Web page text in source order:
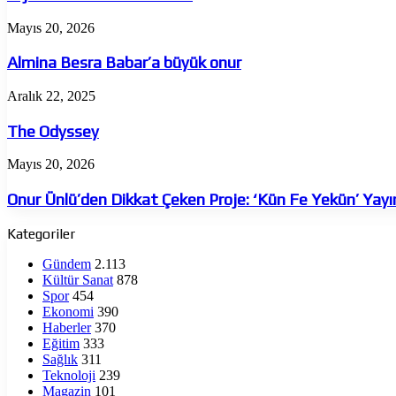
Almina
Babar’a
büyük
onur
Mayıs 20, 2026
Almina Besra Babar’a büyük onur
The
Aralık 22, 2025
The Odyssey
Onur
Dikkat
Çeken
Proje:
‘Kün
Yekün’
Yayında
Mayıs 20, 2026
Onur Ünlü’den Dikkat Çeken Proje: ‘Kün Fe Yekün’
Kategoriler
Gündem 2.113
Kültür Sanat 878
Spor 454
Ekonomi 390
Haberler 370
Eğitim 333
Sağlık 311
Teknoloji 239
Magazin 101